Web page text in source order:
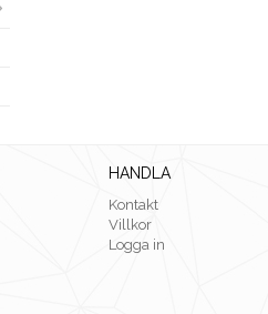
HANDLA
Kontakt
Villkor
Logga in